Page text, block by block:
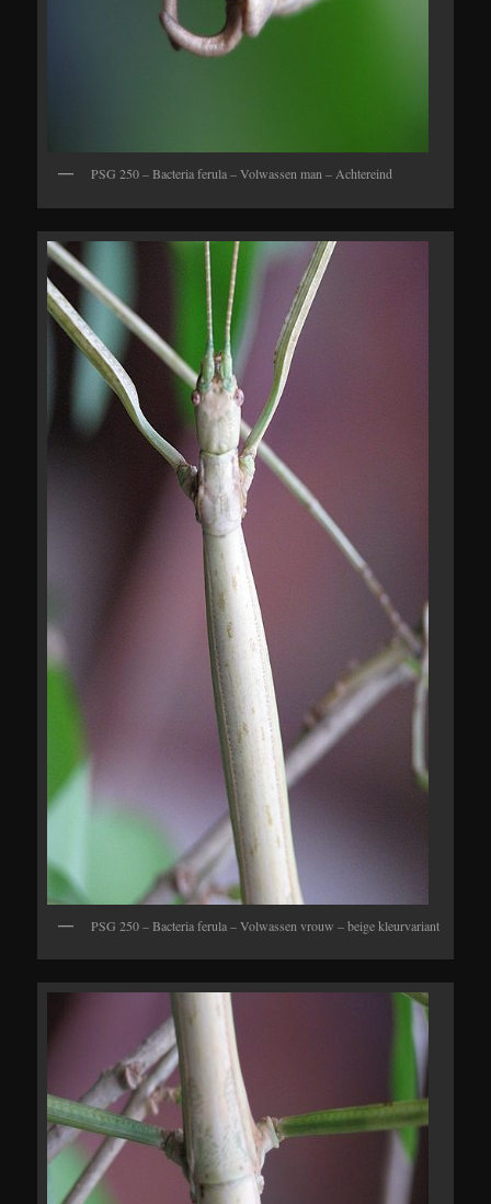
PSG 250 – Bacteria ferula – Volwassen man – Achtereind
PSG 250 – Bacteria ferula – Volwassen vrouw – beige kleurvariant